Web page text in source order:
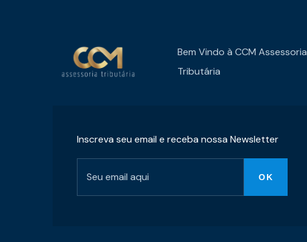
Bem Vindo à CCM Assessoria
Tributária
Inscreva seu email e receba nossa Newsletter